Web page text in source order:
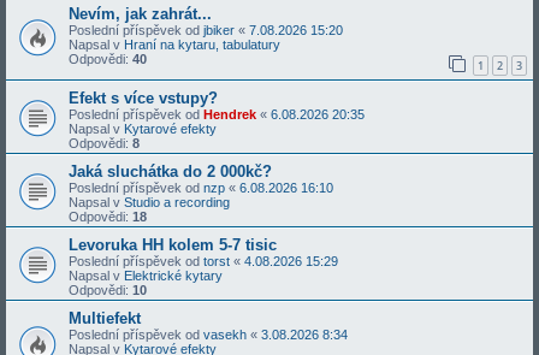
Nevím, jak zahrát...
Poslední příspěvek od jbiker « 7.08.2026 15:20
Napsal v Hraní na kytaru, tabulatury
Odpovědi: 40 1 2 3
Efekt s více vstupy?
Poslední příspěvek od Hendrek « 6.08.2026 20:35
Napsal v Kytarové efekty
Odpovědi: 8
Jaká sluchátka do 2 000kč?
Poslední příspěvek od nzp « 6.08.2026 16:10
Napsal v Studio a recording
Odpovědi: 18
Levoruka HH kolem 5-7 tisic
Poslední příspěvek od torst « 4.08.2026 15:29
Napsal v Elektrické kytary
Odpovědi: 10
Multiefekt
Poslední příspěvek od vasekh « 3.08.2026 8:34
Napsal v Kytarové efekty